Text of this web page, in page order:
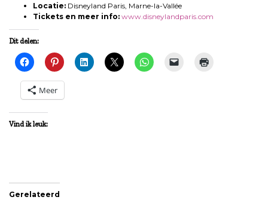
Locatie: Disneyland Paris, Marne-la-Vallée
Tickets en meer info: www.disneylandparis.com
Dit delen:
Meer
Vind ik leuk:
Gerelateerd